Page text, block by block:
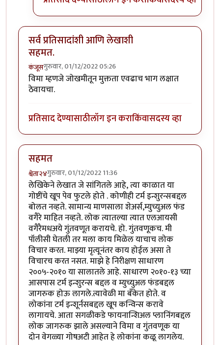
सर्व प्रतिसादांशी आणि लेखाशी
सहमत.
कंजूसगुरुवार, 01/12/2022 05:26
विमा म्हणजे जोखमीतून मुक्तता एवढाच भाग लक्षात
ठेवायचा.
प्रतिसाद देण्यासाठीलॉग इन कराकिंवासदस्य व्हा
सहमत
श्वेता२४गुरुवार, 01/12/2022 11:36
लेखिकेने लेखात जे सांगितले आहे, त्या काळात या
गोष्टींचे खूप पेव फुटले होते . कोणीही टर्म इन्शुरन्सबद्दल
बोलत नव्हते. सामान्य माणसाला शेअर्स,म्युच्युअल फंड
वगैरे माहित नव्हते. लोक त्यातल्या त्यात एलआयसी
वगैरैमधअये गुंतवणूत करायचे. हो. गुंतवणूकच. मी
पॉलीसी घेतली तर मला काय मिळेल याचाच लोक
विचार करत. माझ्या मृत्यूनंतर काय होईल असा ते
विचारच करत नसत. माझे हे निरीक्षण साधारण
२००५-२०१० या सालातले आहे. साधारण २०१०-१३ च्या
आसपास टर्म इन्शुरन्स बद्दल व म्युच्युअल फंडबद्दल
जागरुक होऊ लागले.त्यावेळी मा बॅंकेत होते. व
लोकांना टर्म इन्शूर्नसबद्दल खूप कन्विन्स करावे
लागायचे. आता सगळीकडे फायनान्शिअल प्लानिंगबद्दल
लोक जागरुक झाले असल्याने विमा व गुंतवणूक या
दोन वेगळ्या गोषअटी आहेत हे लोकांना कळू लागलेय.